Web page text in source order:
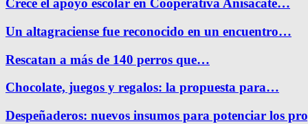
Crece el apoyo escolar en Cooperativa Anisacate…
Un altagraciense fue reconocido en un encuentro…
Rescatan a más de 140 perros que…
Chocolate, juegos y regalos: la propuesta para…
Despeñaderos: nuevos insumos para potenciar los